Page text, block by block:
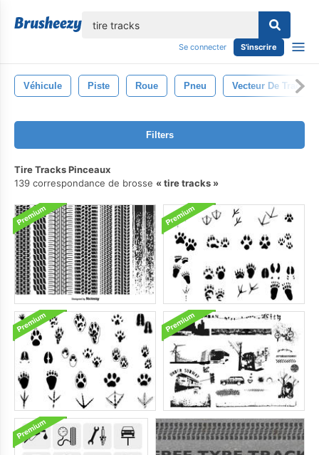
Se connecter S'inscrire
Véhicule Piste Roue Pneu Vecteur De Traces
Filters
Tire Tracks Pinceaux
139 correspondance de brosse
tire tracks